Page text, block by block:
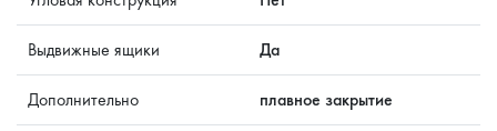
Выдвижные ящики Да
Дополнительно плавное закрытие